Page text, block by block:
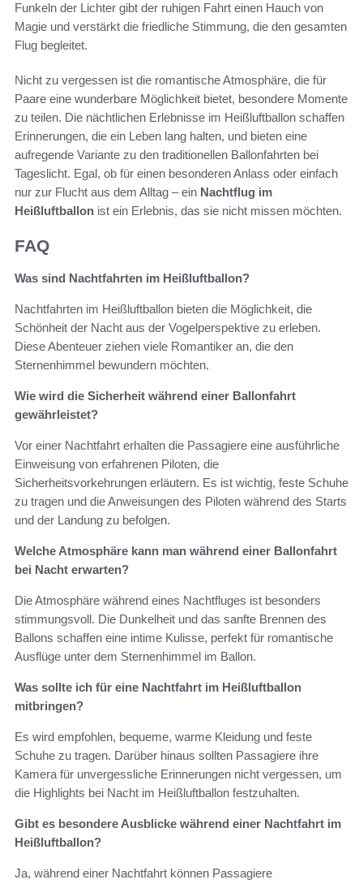
Funkeln der Lichter gibt der ruhigen Fahrt einen Hauch von
Magie und verstärkt die friedliche Stimmung, die den gesamten
Flug begleitet.
Nicht zu vergessen ist die romantische Atmosphäre, die für
Paare eine wunderbare Möglichkeit bietet, besondere Momente
zu teilen. Die nächtlichen Erlebnisse im Heißluftballon schaffen
Erinnerungen, die ein Leben lang halten, und bieten eine
aufregende Variante zu den traditionellen Ballonfahrten bei
Tageslicht. Egal, ob für einen besonderen Anlass oder einfach
nur zur Flucht aus dem Alltag – ein Nachtflug im
Heißluftballon ist ein Erlebnis, das sie nicht missen möchten.
FAQ
Was sind Nachtfahrten im Heißluftballon?
Nachtfahrten im Heißluftballon bieten die Möglichkeit, die
Schönheit der Nacht aus der Vogelperspektive zu erleben.
Diese Abenteuer ziehen viele Romantiker an, die den
Sternenhimmel bewundern möchten.
Wie wird die Sicherheit während einer Ballonfahrt
gewährleistet?
Vor einer Nachtfahrt erhalten die Passagiere eine ausführliche
Einweisung von erfahrenen Piloten, die
Sicherheitsvorkehrungen erläutern. Es ist wichtig, feste Schuhe
zu tragen und die Anweisungen des Piloten während des Starts
und der Landung zu befolgen.
Welche Atmosphäre kann man während einer Ballonfahrt
bei Nacht erwarten?
Die Atmosphäre während eines Nachtfluges ist besonders
stimmungsvoll. Die Dunkelheit und das sanfte Brennen des
Ballons schaffen eine intime Kulisse, perfekt für romantische
Ausflüge unter dem Sternenhimmel im Ballon.
Was sollte ich für eine Nachtfahrt im Heißluftballon
mitbringen?
Es wird empfohlen, bequeme, warme Kleidung und feste
Schuhe zu tragen. Darüber hinaus sollten Passagiere ihre
Kamera für unvergessliche Erinnerungen nicht vergessen, um
die Highlights bei Nacht im Heißluftballon festzuhalten.
Gibt es besondere Ausblicke während einer Nachtfahrt im
Heißluftballon?
Ja, während einer Nachtfahrt können Passagiere